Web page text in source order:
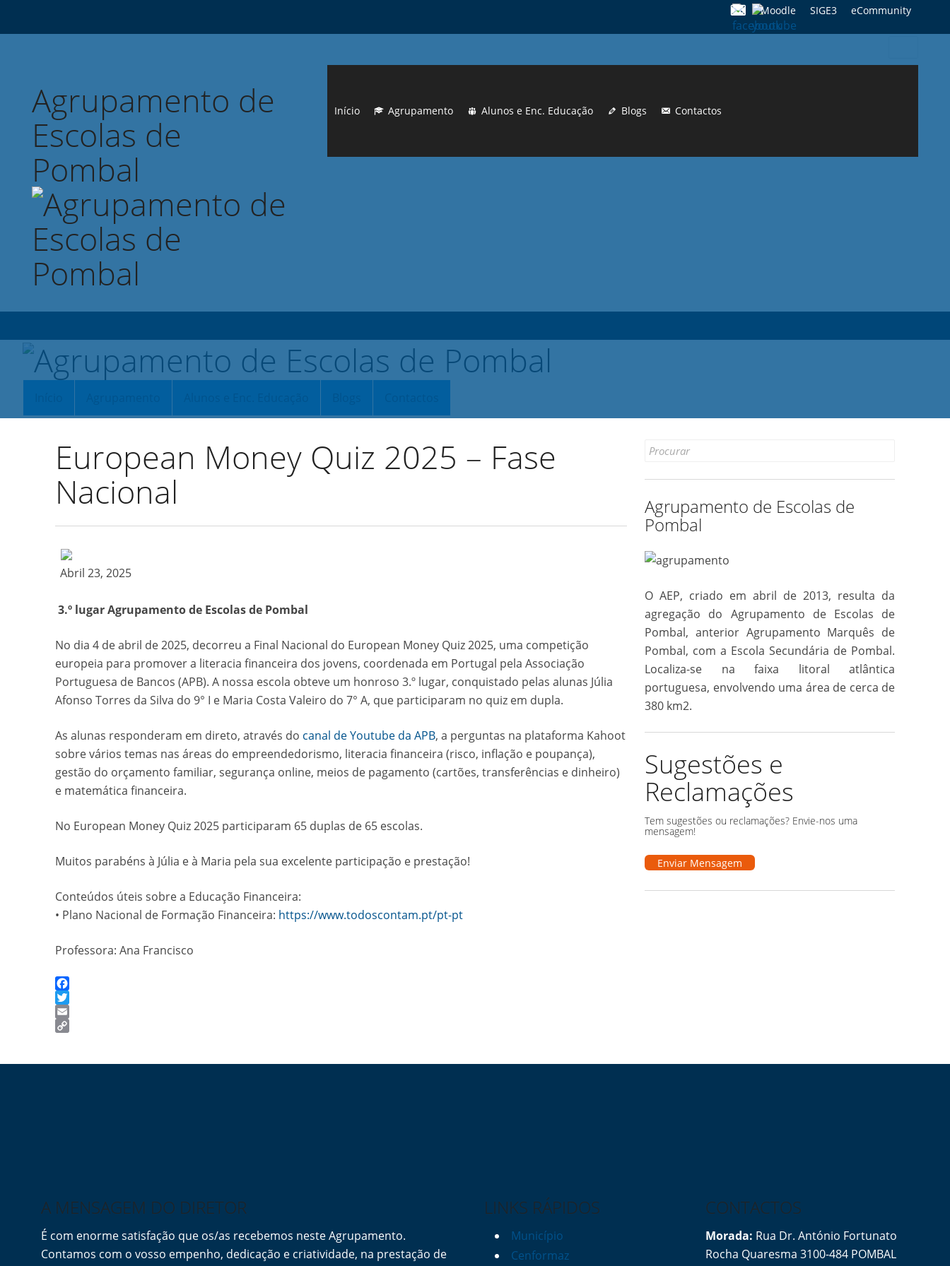
Moodle SIGE3 eCommunity
for:
Agrupamento de
Escolas de
Pombal
Início Agrupamento Alunos e Enc. Educação Blogs Contactos
European Money Quiz 2025 – Fase
Nacional
Abril 23, 2025
3.º lugar Agrupamento de Escolas de Pombal
No dia 4 de abril de 2025, decorreu a Final Nacional do European Money Quiz 2025, uma competição
europeia para promover a literacia financeira dos jovens, coordenada em Portugal pela Associação
Portuguesa de Bancos (APB). A nossa escola obteve um honroso 3.º lugar, conquistado pelas alunas Júlia
Afonso Torres da Silva do 9° I e Maria Costa Valeiro do 7° A, que participaram no quiz em dupla.
As alunas responderam em direto, através do canal de Youtube da APB, a perguntas na plataforma Kahoot
sobre vários temas nas áreas do empreendedorismo, literacia financeira (risco, inflação e poupança),
gestão do orçamento familiar, segurança online, meios de pagamento (cartões, transferências e dinheiro)
e matemática financeira.
No European Money Quiz 2025 participaram 65 duplas de 65 escolas.
Muitos parabéns à Júlia e à Maria pela sua excelente participação e prestação!
Conteúdos úteis sobre a Educação Financeira:
• Plano Nacional de Formação Financeira: https://www.todoscontam.pt/pt-pt
Professora: Ana Francisco
Facebook
Twitter
Email
Search
Agrupamento de Escolas de
Pombal
O AEP, criado em abril de 2013, resulta da
agregação do Agrupamento de Escolas de
Pombal, anterior Agrupamento Marquês de
Pombal, com a Escola Secundária de Pombal.
Localiza-se na faixa litoral atlântica
portuguesa, envolvendo uma área de cerca de
380 km2.
Sugestões e
Reclamações
Tem sugestões ou reclamações? Envie-nos uma
mensagem!
Enviar Mensagem
A MENSAGEM DO DIRETOR
É com enorme satisfação que os/as recebemos neste Agrupamento.
Contamos com o vosso empenho, dedicação e criatividade, na prestação de
LINKS RÁPIDOS
Município
Cenformaz
CONTACTOS
Morada: Rua Dr. António Fortunato
Rocha Quaresma 3100-484 POMBAL